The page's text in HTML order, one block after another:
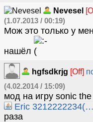
Nevesel
(1.07.2013 / 00:19)
Мож это только у
нашёл
hgfsdkrjg [Off]
(4.02.2014 / 15:09)
мод на игру sonic
Eric
раза